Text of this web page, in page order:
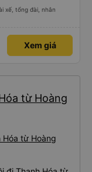
xế, tổng đài, nhân
Xem giá
từ Hoàng
Hóa từ Hoàng